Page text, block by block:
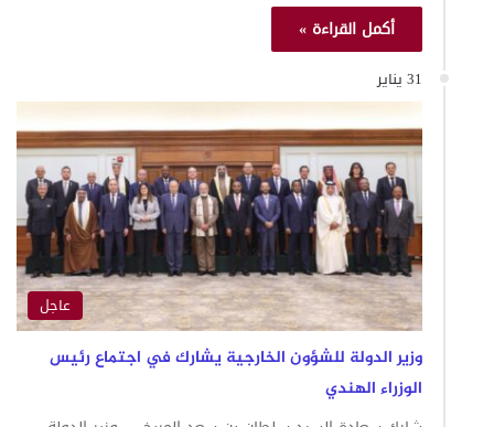
أكمل القراءة »
31 يناير
عاجل
وزير الدولة للشؤون الخارجية يشارك في اجتماع رئيس
الوزراء الهندي